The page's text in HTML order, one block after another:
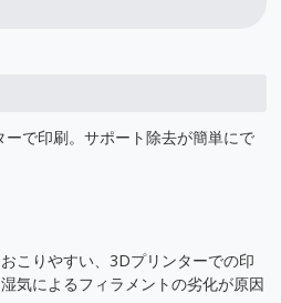
ーで印刷。サポート除去が簡単にで
こりやすい、3Dプリンターでの印
気によるフィラメントの劣化が原因